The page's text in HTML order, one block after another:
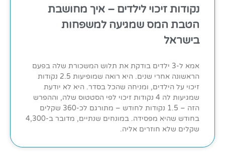
נקודות זיכוי לילדים – איך מחושבת
הטבת המס שמגיעה למשפחות
בישראל
אמא ל-3 ילדים בודקת את תלוש המשכורת שלה בפעם
הראשונה אחרי שנים. היא רואה שמופיעות 2.5 נקודות
זיכוי על הילדים, ומניחה שהכל בסדר. היא לא יודעת
שמגיעות לה 4 נקודות זיכוי לפי הסטטוס שלה, וההפרש
הזה – 1.5 נקודות לחודש – מתורגם לכ-360 שקלים
בחודש שהיא מפסידה. במונחים שנתיים, מדובר ב-4,300
שקלים שלא חוזרים אליה.